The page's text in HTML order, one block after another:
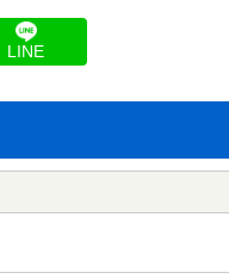
LINE